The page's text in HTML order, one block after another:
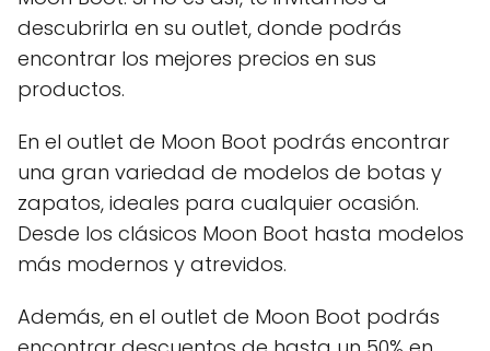
descubrirla en su outlet, donde podrás
encontrar los mejores precios en sus
productos.
En el outlet de Moon Boot podrás encontrar
una gran variedad de modelos de botas y
zapatos, ideales para cualquier ocasión.
Desde los clásicos Moon Boot hasta modelos
más modernos y atrevidos.
Además, en el outlet de Moon Boot podrás